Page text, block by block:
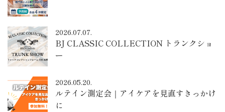
2026.07.07.
BJ CLASSIC COLLECTION トランクショ
ー
2026.05.20.
ルテイン測定会｜アイケアを見直すきっかけ
に